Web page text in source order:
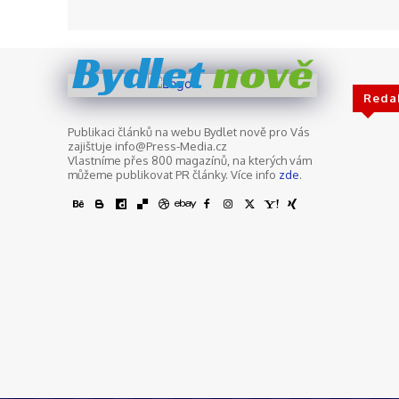
Bydletnově
Publikaci článků na webu Bydlet nově pro Vás
zajišťuje info@Press-Media.cz
Vlastníme přes 800 magazínů, na kterých vám
můžeme publikovat PR články. Více info zde.